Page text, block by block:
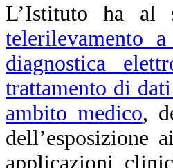
L’Istituto ha al
telerilevamento
diagnostica
trattamento di
ambito medico,
dell’esposizione
applicazioni